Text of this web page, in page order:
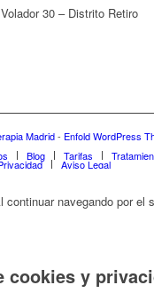
30 – Distrito Retiro
Madrid- Enfold WordPress
Blog Tarifas
Aviso Legal
navegando por el
cookies y